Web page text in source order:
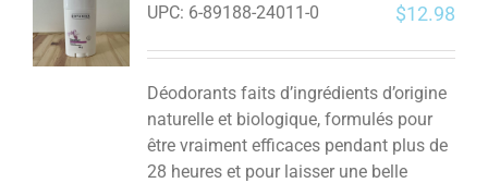
UPC: 6-89188-24011-0 $12.98
Déodorants faits d’ingrédients d’origine
naturelle et biologique, formulés pour
être vraiment efficaces pendant plus de
28 heures et pour laisser une belle